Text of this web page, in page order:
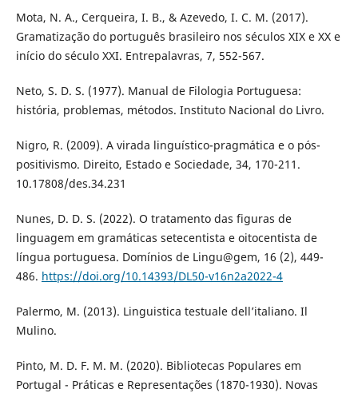
Mota, N. A., Cerqueira, I. B., & Azevedo, I. C. M. (2017).
Gramatização do português brasileiro nos séculos XIX e XX e
início do século XXI. Entrepalavras, 7, 552-567.
Neto, S. D. S. (1977). Manual de Filologia Portuguesa:
história, problemas, métodos. Instituto Nacional do Livro.
Nigro, R. (2009). A virada linguístico-pragmática e o pós-
positivismo. Direito, Estado e Sociedade, 34, 170-211.
10.17808/des.34.231
Nunes, D. D. S. (2022). O tratamento das figuras de
linguagem em gramáticas setecentista e oitocentista de
língua portuguesa. Domínios de Lingu@gem, 16 (2), 449-
486. https://doi.org/10.14393/DL50-v16n2a2022-4
Palermo, M. (2013). Linguistica testuale dell’italiano. Il
Mulino.
Pinto, M. D. F. M. M. (2020). Bibliotecas Populares em
Portugal - Práticas e Representações (1870-1930). Novas